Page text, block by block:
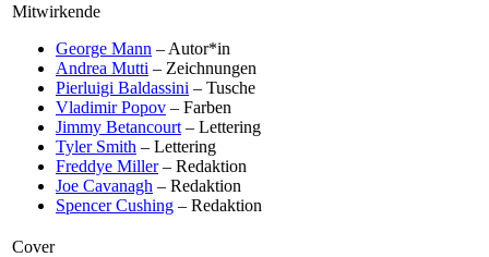
Mitwirkende
George Mann – Autor*in
Andrea Mutti – Zeichnungen
Pierluigi Baldassini – Tusche
Vladimir Popov – Farben
Jimmy Betancourt – Lettering
Tyler Smith – Lettering
Freddye Miller– Redaktion
Joe Cavanagh – Redaktion
Spencer Cushing – Redaktion
Cover